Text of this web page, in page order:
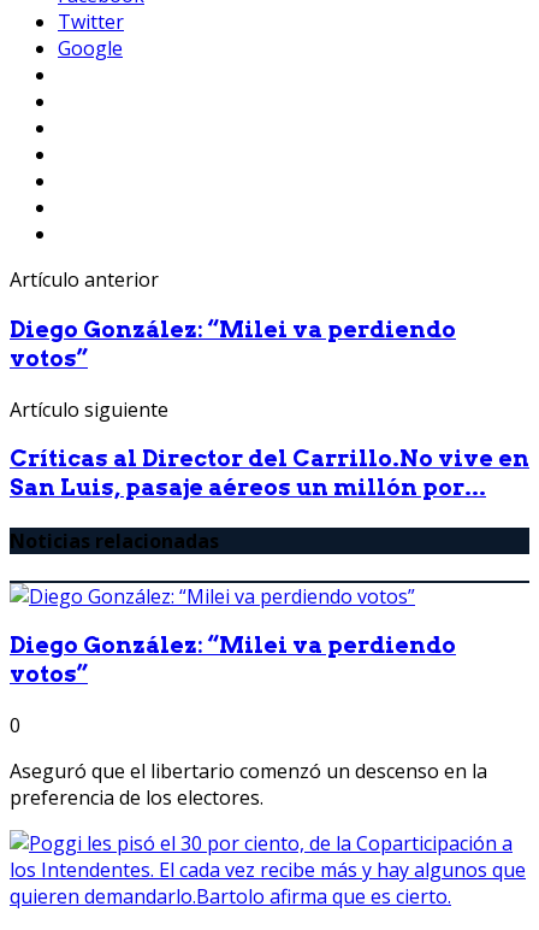
Twitter
Google
Artículo anterior
Diego González: “Milei va perdiendo
votos”
Artículo siguiente
Críticas al Director del Carrillo.No vive en
San Luis, pasaje aéreos un millón por...
Noticias relacionadas
Diego González: “Milei va perdiendo
votos”
0
Aseguró que el libertario comenzó un descenso en la
preferencia de los electores.